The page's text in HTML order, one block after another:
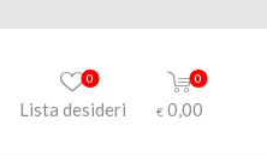
Lista desideri
0 0
€ 0,00